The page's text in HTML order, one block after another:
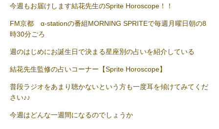
今週もお届けします結花先生のSprite Horoscope！！
FM京都 α-stationの番組MORNING SPRITEで毎週月曜日朝の8
時30分ごろ
週のはじめにお誕生日で決まる星座別の占いを紹介している
結花先生監修の占いコーナー【Sprite Horoscope】
普段ラジオをあまり聴かないという方も一度耳を傾けてみてくだ
さい♪♪
今週はどんな一週間になるのでしょうか